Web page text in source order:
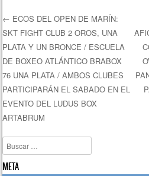
Navegación de
← ECOS DEL OPEN DE MARÍN:
SKT FIGHT CLUB 2 OROS, UNA
PLATA Y UN BRONCE / ESCUELA
DE BOXEO ATLÁNTICO BRABOX
76 UNA PLATA / AMBOS CLUBES
PARTICIPARÁN EL SABADO EN EL
EVENTO DEL LUDUS BOX
ARTABRUM
Buscar
META